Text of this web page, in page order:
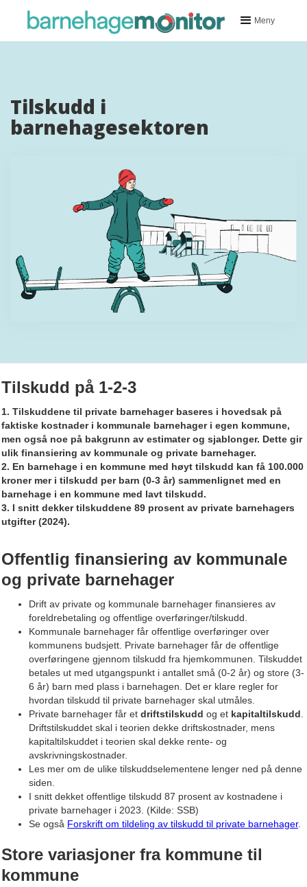
Meny
Tilskudd i
barnehagesektoren
Tilskudd på 1-2-3
1. Tilskuddene til private barnehager baseres i hovedsak på
faktiske kostnader i kommunale barnehager i egen kommune,
men også noe på bakgrunn av estimater og sjablonger. Dette gir
ulik finansiering av kommunale og private barnehager.
2. En barnehage i en kommune med høyt tilskudd kan få 100.000
kroner mer i tilskudd per barn (0-3 år) sammenlignet med en
barnehage i en kommune med lavt tilskudd.
3. I snitt dekker tilskuddene 89 prosent av private barnehagers
utgifter (2024).
Offentlig finansiering av kommunale
og private barnehager
Drift av private og kommunale barnehager finansieres av
foreldrebetaling og offentlige overføringer/tilskudd.
Kommunale barnehager får offentlige overføringer over
kommunens budsjett. Private barnehager får de offentlige
overføringene gjennom tilskudd fra hjemkommunen. Tilskuddet
betales ut med utgangspunkt i antallet små (0-2 år) og store (3-
6 år) barn med plass i barnehagen. Det er klare regler for
hvordan tilskudd til private barnehager skal utmåles.
Private barnehager får et driftstilskudd og et kapitaltilskudd
Driftstilskuddet skal i teorien dekke driftskostnader, mens
kapitaltilskuddet i teorien skal dekke rente- og
avskrivningskostnader.
Les mer om de ulike tilskuddselementene lenger ned på denne
siden.
I snitt dekket offentlige tilskudd 87 prosent av kostnadene i
private barnehager i 2023. (Kilde: SSB)
Se også Forskrift om tildeling av tilskudd til private barnehager.
Store variasjoner fra kommune til
kommune